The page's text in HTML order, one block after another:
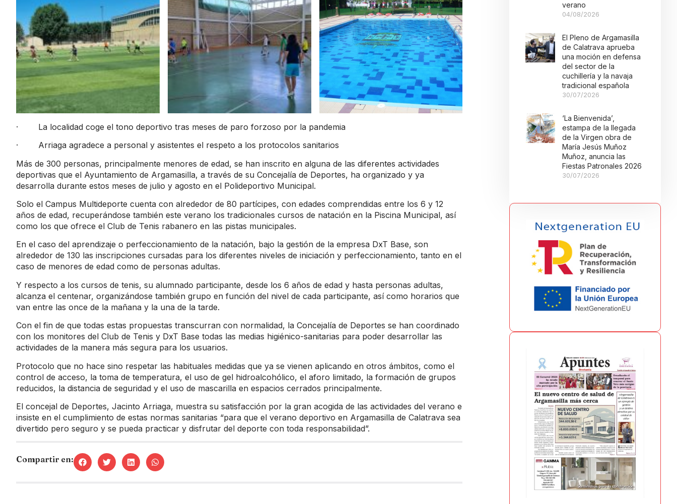
· La localidad coge el tono deportivo tras meses de paro forzoso por la pandemia
· Arriaga agradece a personal y asistentes el respeto a los protocolos sanitarios
Más de 300 personas, principalmente menores de edad, se han inscrito en alguna de las diferentes actividades
deportivas que el Ayuntamiento de Argamasilla, a través de su Concejalía de Deportes, ha organizado y ya
desarrolla durante estos meses de julio y agosto en el Polideportivo Municipal.
Solo el Campus Multideporte cuenta con alrededor de 80 partícipes, con edades comprendidas entre los 6 y 12
años de edad, recuperándose también este verano los tradicionales cursos de natación en la Piscina Municipal, así
como los que ofrece el Club de Tenis rabanero en las pistas municipales.
En el caso del aprendizaje o perfeccionamiento de la natación, bajo la gestión de la empresa DxT Base, son
alrededor de 130 las inscripciones cursadas para los diferentes niveles de iniciación y perfeccionamiento, tanto en el
caso de menores de edad como de personas adultas.
Y respecto a los cursos de tenis, su alumnado participante, desde los 6 años de edad y hasta personas adultas,
alcanza el centenar, organizándose también grupo en función del nivel de cada participante, así como horarios que
van entre las once de la mañana y la una de la tarde.
Con el fin de que todas estas propuestas transcurran con normalidad, la Concejalía de Deportes se han coordinado
con los monitores del Club de Tenis y DxT Base todas las medias higiénico-sanitarias para poder desarrollar las
actividades de la manera más segura para los usuarios.
Protocolo que no hace sino respetar las habituales medidas que ya se vienen aplicando en otros ámbitos, como el
control de acceso, la toma de temperatura, el uso de gel hidroalcohólico, el aforo limitado, la formación de grupos
reducidos, la distancia de seguridad y el uso de mascarilla en espacios cerrados principalmente.
El concejal de Deportes, Jacinto Arriaga, muestra su satisfacción por la gran acogida de las actividades del verano e
insiste en el cumplimiento de estas normas sanitarias “para que el verano deportivo en Argamasilla de Calatrava sea
divertido pero seguro y se pueda practicar y disfrutar del deporte con toda responsabilidad”.
Compartir en:
verano
04/08/2026
El Pleno de Argamasilla
de Calatrava aprueba
una moción en defensa
del sector de la
cuchillería y la navaja
tradicional española
30/07/2026
‘La Bienvenida’,
estampa de la llegada
de la Virgen obra de
María Jesús Muñoz
Muñoz, anuncia las
Fiestas Patronales 2026
30/07/2026